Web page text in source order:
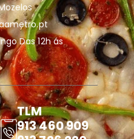
Das 12h ás
TLM
913 460 909